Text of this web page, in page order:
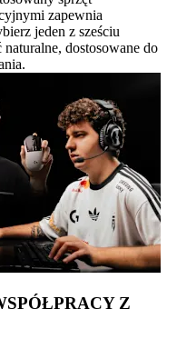
zapewnia
jeden z sześciu
dostosowane do
Z